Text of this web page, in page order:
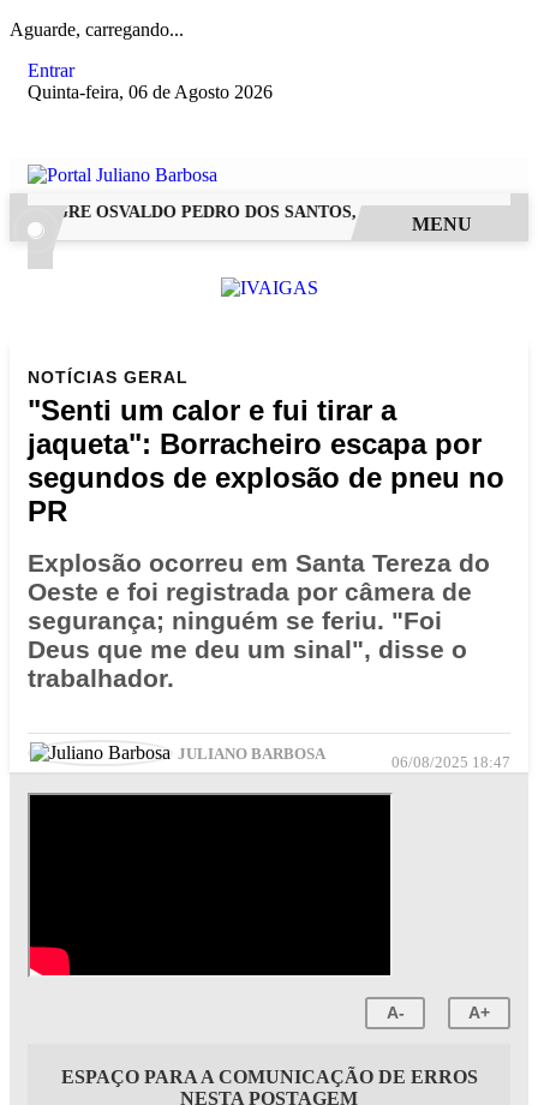
Aguarde, carregando...
Entrar
Quinta-feira, 06 de Agosto 2026
OSVALDO PEDRO DOS SANTOS, O “NEGUINHO DA
MENU
NOTÍCIAS GERAL
"Senti um calor e fui tirar a
jaqueta": Borracheiro escapa por
segundos de explosão de pneu no
PR
Explosão ocorreu em Santa Tereza do
Oeste e foi registrada por câmera de
segurança; ninguém se feriu. "Foi
Deus que me deu um sinal", disse o
trabalhador.
JULIANO BARBOSA 06/08/2025 18:47
A- A+
ESPAÇO PARA A COMUNICAÇÃO DE ERROS
NESTA POSTAGEM